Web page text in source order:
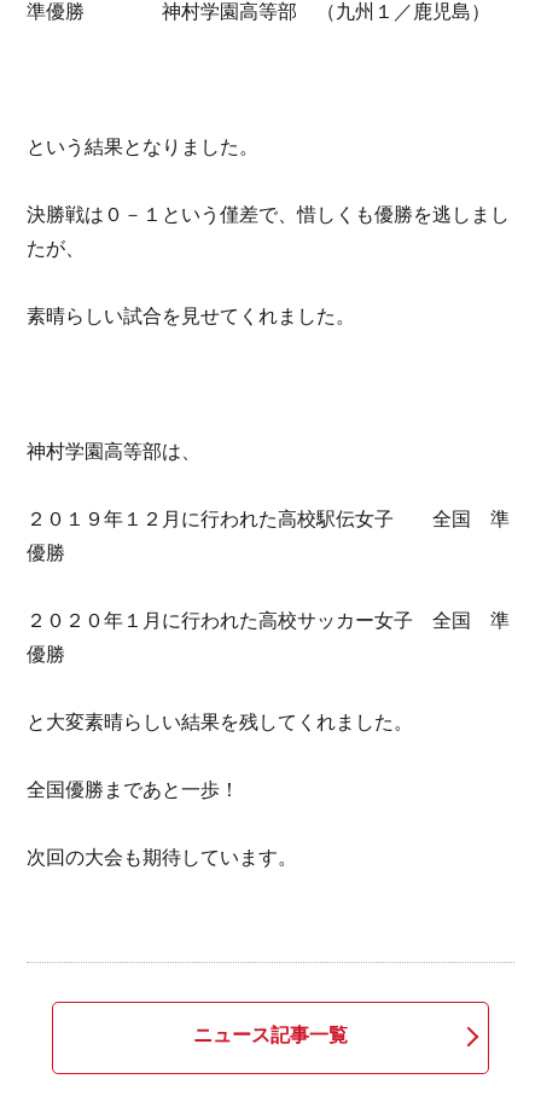
準優勝 神村学園高等部 （九州１／鹿児島）
という結果となりました。
決勝戦は０－１という僅差で、惜しくも優勝を逃しまし
たが、
素晴らしい試合を見せてくれました。
神村学園高等部は、
２０１９年１２月に行われた高校駅伝女子 全国 準
優勝
２０２０年１月に行われた高校サッカー女子 全国 準
優勝
と大変素晴らしい結果を残してくれました。
全国優勝まであと一歩！
次回の大会も期待しています。
ニュース記事一覧